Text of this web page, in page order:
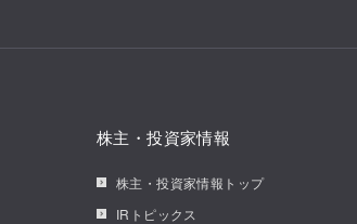
株主・投資家情報
株主・投資家情報トップ
IRトピックス